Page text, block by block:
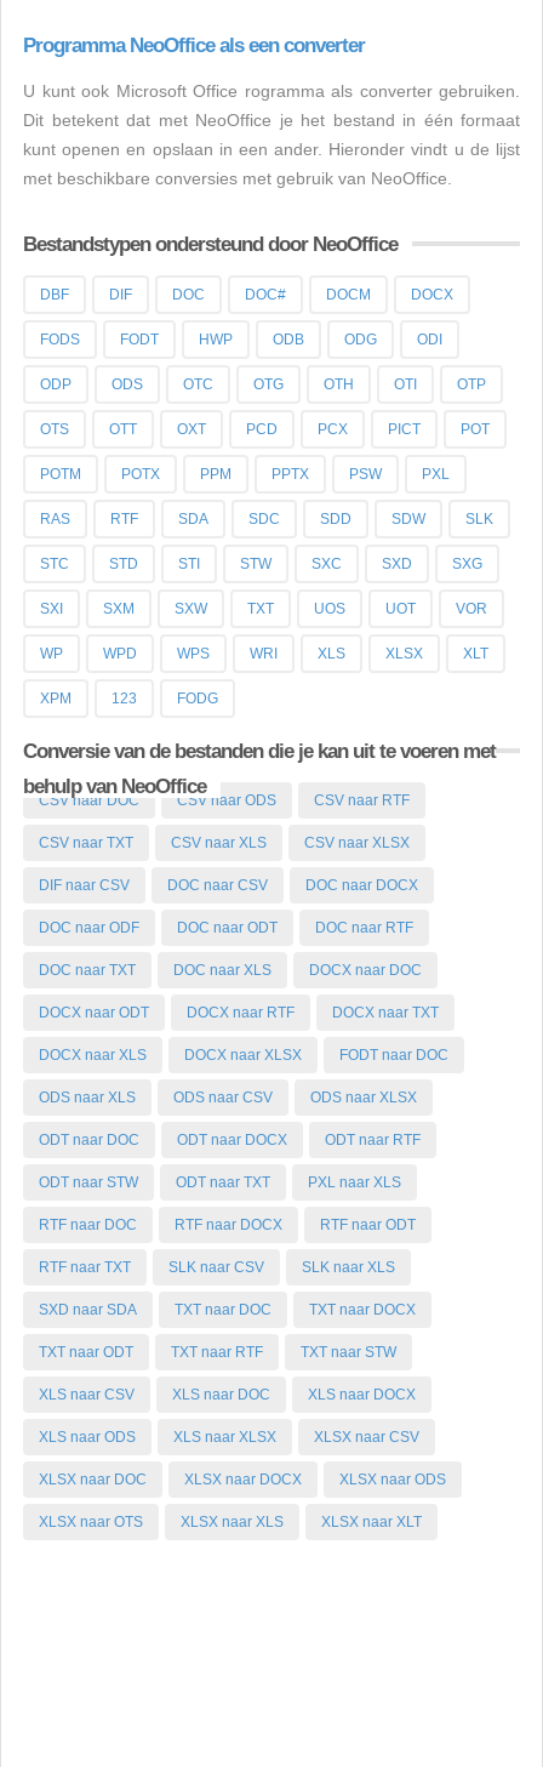
Programma NeoOffice als een converter
U kunt ook Microsoft Office rogramma als converter gebruiken.
Dit betekent dat met NeoOffice je het bestand in één formaat
kunt openen en opslaan in een ander. Hieronder vindt u de lijst
met beschikbare conversies met gebruik van NeoOffice.
Bestandstypen ondersteund door NeoOffice
DBF DIF DOC DOC# DOCM DOCX
FODS FODT HWP ODB ODG ODI
ODP ODS OTC OTG OTH OTI OTP
OTS OTT OXT PCD PCX PICT POT
POTM POTX PPM PPTX PSW PXL
RAS RTF SDA SDC SDD SDW SLK
STC STD STI STW SXC SXD SXG
SXI SXM SXW TXT UOS UOT VOR
WP WPD WPS WRI XLS XLSX XLT
XPM 123 FODG
Conversie van de bestanden die je kan uit te voeren met
behulp van NeoOffice
CSV naar DOC CSV naar ODS CSV naar RTF
CSV naar TXT CSV naar XLS CSV naar XLSX
DIF naar CSV DOC naar CSV DOC naar DOCX
DOC naar ODF DOC naar ODT DOC naar RTF
DOC naar TXT DOC naar XLS DOCX naar DOC
DOCX naar ODT DOCX naar RTF DOCX naar TXT
DOCX naar XLS DOCX naar XLSX FODT naar DOC
ODS naar XLS ODS naar CSV ODS naar XLSX
ODT naar DOC ODT naar DOCX ODT naar RTF
ODT naar STW ODT naar TXT PXL naar XLS
RTF naar DOC RTF naar DOCX RTF naar ODT
RTF naar TXT SLK naar CSV SLK naar XLS
SXD naar SDA TXT naar DOC TXT naar DOCX
TXT naar ODT TXT naar RTF TXT naar STW
XLS naar CSV XLS naar DOC XLS naar DOCX
XLS naar ODS XLS naar XLSX XLSX naar CSV
XLSX naar DOC XLSX naar DOCX XLSX naar ODS
XLSX naar OTS XLSX naar XLS XLSX naar XLT